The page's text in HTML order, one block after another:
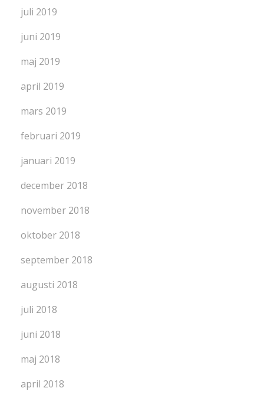
juli 2019
juni 2019
maj 2019
april 2019
mars 2019
februari 2019
januari 2019
december 2018
november 2018
oktober 2018
september 2018
augusti 2018
juli 2018
juni 2018
maj 2018
april 2018